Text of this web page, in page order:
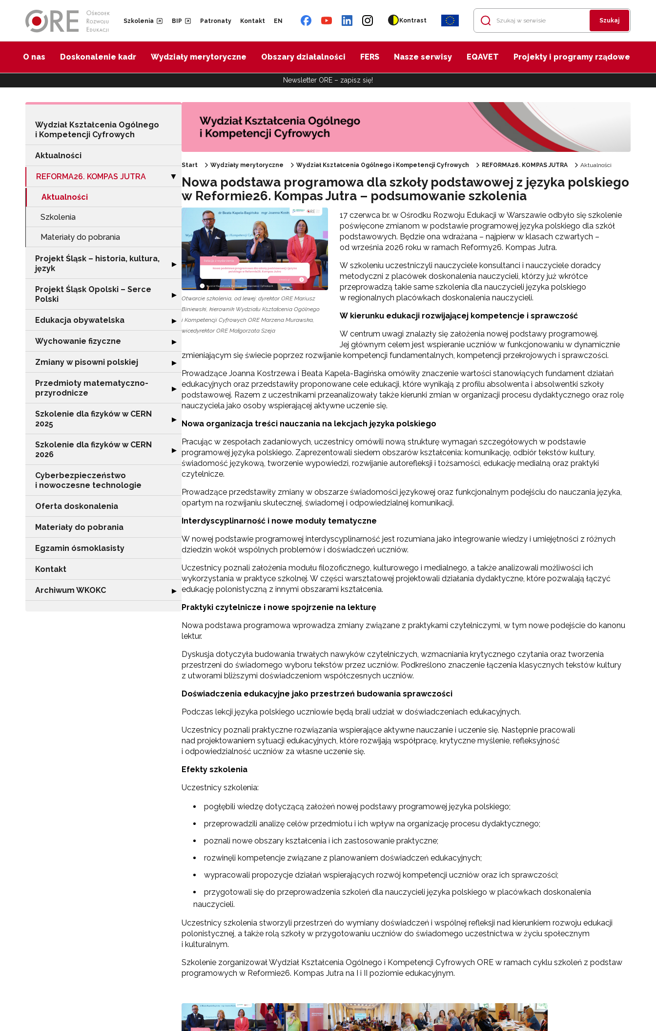
Szkolenia BIP Patronaty Kontakt EN Kontrast Szukaj
O nas Doskonalenie kadr Wydziały merytoryczne Obszary działalności FERS Nasze serwisy EQAVET Projekty i programy rządowe
Newsletter ORE – zapisz się!
Wydział Kształcenia Ogólnego
i Kompetencji Cyfrowych
Aktualności
REFORMA26. KOMPAS JUTRA Zwiń sekcję "REFORMA26. KOMPAS JUTRA"
▶
Aktualności
Szkolenia
Materiały do pobrania
Projekt Śląsk – historia, kultura,
język
Rozwiń sekcję "Projekt Śląsk – historia, kultura, język"
▶
Projekt Śląsk Opolski – Serce
Polski
Rozwiń sekcję "Projekt Śląsk Opolski – Serce Polski"
▶
Edukacja obywatelska Rozwiń sekcję "Edukacja obywatelska"
▶
Wychowanie fizyczne Rozwiń sekcję "Wychowanie fizyczne"
▶
Zmiany w pisowni polskiej Rozwiń sekcję "Zmiany w pisowni polskiej"
▶
Przedmioty matematyczno-
przyrodnicze
Rozwiń sekcję "Przedmioty matematyczno-przyrodnicze"
▶
Szkolenie dla fizyków w CERN
2025
Rozwiń sekcję "Szkolenie dla fizyków w CERN 2025"
▶
Szkolenie dla fizyków w CERN
2026
Rozwiń sekcję "Szkolenie dla fizyków w CERN 2026"
▶
Cyberbezpieczeństwo
i nowoczesne technologie
Oferta doskonalenia
Materiały do pobrania
Egzamin ósmoklasisty
Kontakt
Archiwum WKOKC Rozwiń sekcję "Archiwum WKOKC"
▶
Start Wydziały merytoryczne Wydział Kształcenia Ogólnego i Kompetencji Cyfrowych REFORMA26. KOMPAS JUTRA Aktualności
Nowa podstawa programowa dla szkoły podstawowej z języka polskiego
w Reformie26. Kompas Jutra – podsumowanie szkolenia
Otwarcie szkolenia, od lewej: dyrektor ORE Mariusz
Biniewski, kierownik Wydziału Kształcenia Ogólnego
i Kompetencji Cyfrowych ORE Marzena Murawska,
wicedyrektor ORE Małgorzata Szeja
17 czerwca br. w Ośrodku Rozwoju Edukacji w Warszawie odbyło się szkolenie
poświęcone zmianom w podstawie programowej języka polskiego dla szkół
podstawowych. Będzie ona wdrażana – najpierw w klasach czwartych –
od września 2026 roku w ramach Reformy26. Kompas Jutra.
W szkoleniu uczestniczyli nauczyciele konsultanci i nauczyciele doradcy
metodyczni z placówek doskonalenia nauczycieli, którzy już wkrótce
przeprowadzą takie same szkolenia dla nauczycieli języka polskiego
w regionalnych placówkach doskonalenia nauczycieli.
W kierunku edukacji rozwijającej kompetencje i sprawczość
W centrum uwagi znalazły się założenia nowej podstawy programowej.
Jej głównym celem jest wspieranie uczniów w funkcjonowaniu w dynamicznie
zmieniającym się świecie poprzez rozwijanie kompetencji fundamentalnych, kompetencji przekrojowych i sprawczości.
Prowadzące Joanna Kostrzewa i Beata Kapela-Bagińska omówiły znaczenie wartości stanowiących fundament działań
edukacyjnych oraz przedstawiły proponowane cele edukacji, które wynikają z profilu absolwenta i absolwentki szkoły
podstawowej. Razem z uczestnikami przeanalizowały także kierunki zmian w organizacji procesu dydaktycznego oraz rolę
nauczyciela jako osoby wspierającej aktywne uczenie się.
Nowa organizacja treści nauczania na lekcjach języka polskiego
Pracując w zespołach zadaniowych, uczestnicy omówili nową strukturę wymagań szczegółowych w podstawie
programowej języka polskiego. Zaprezentowali siedem obszarów kształcenia: komunikację, odbiór tekstów kultury,
świadomość językową, tworzenie wypowiedzi, rozwijanie autorefleksji i tożsamości, edukację medialną oraz praktyki
czytelnicze.
Prowadzące przedstawiły zmiany w obszarze świadomości językowej oraz funkcjonalnym podejściu do nauczania języka,
opartym na rozwijaniu skutecznej, świadomej i odpowiedzialnej komunikacji.
Interdyscyplinarność i nowe moduły tematyczne
W nowej podstawie programowej interdyscyplinarność jest rozumiana jako integrowanie wiedzy i umiejętności z różnych
dziedzin wokół wspólnych problemów i doświadczeń uczniów.
Uczestnicy poznali założenia modułu filozoficznego, kulturowego i medialnego, a także analizowali możliwości ich
wykorzystania w praktyce szkolnej. W części warsztatowej projektowali działania dydaktyczne, które pozwalają łączyć
edukację polonistyczną z innymi obszarami kształcenia.
Praktyki czytelnicze i nowe spojrzenie na lekturę
Nowa podstawa programowa wprowadza zmiany związane z praktykami czytelniczymi, w tym nowe podejście do kanonu
lektur.
Dyskusja dotyczyła budowania trwałych nawyków czytelniczych, wzmacniania krytycznego czytania oraz tworzenia
przestrzeni do świadomego wyboru tekstów przez uczniów. Podkreślono znaczenie łączenia klasycznych tekstów kultury
z utworami bliższymi doświadczeniom współczesnych uczniów.
Doświadczenia edukacyjne jako przestrzeń budowania sprawczości
Podczas lekcji języka polskiego uczniowie będą brali udział w doświadczeniach edukacyjnych.
Uczestnicy poznali praktyczne rozwiązania wspierające aktywne nauczanie i uczenie się. Następnie pracowali
nad projektowaniem sytuacji edukacyjnych, które rozwijają współpracę, krytyczne myślenie, refleksyjność
i odpowiedzialność uczniów za własne uczenie się.
Efekty szkolenia
Uczestnicy szkolenia:
pogłębili wiedzę dotyczącą założeń nowej podstawy programowej języka polskiego;
przeprowadzili analizę celów przedmiotu i ich wpływ na organizację procesu dydaktycznego;
poznali nowe obszary kształcenia i ich zastosowanie praktyczne;
rozwinęli kompetencje związane z planowaniem doświadczeń edukacyjnych;
wypracowali propozycje działań wspierających rozwój kompetencji uczniów oraz ich sprawczości;
przygotowali się do przeprowadzenia szkoleń dla nauczycieli języka polskiego w placówkach doskonalenia
nauczycieli.
Uczestnicy szkolenia stworzyli przestrzeń do wymiany doświadczeń i wspólnej refleksji nad kierunkiem rozwoju edukacji
polonistycznej, a także rolą szkoły w przygotowaniu uczniów do świadomego uczestnictwa w życiu społecznym
i kulturalnym.
Szkolenie zorganizował Wydział Kształcenia Ogólnego i Kompetencji Cyfrowych ORE w ramach cyklu szkoleń z podstaw
programowych w Reformie26. Kompas Jutra na I i II poziomie edukacyjnym.
Newsletter ORE
Zapisz się i bądź na bieżąco z najnowszymi informacjami
o szkoleniach i programach.
Wyrażam zgodę na przetwarzanie moich danych osobowych przez ORE w
Zapisuję się